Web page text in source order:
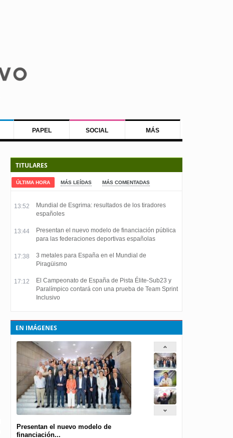
PAPEL SOCIAL MÁS
TITULARES
ÚLTIMA HORA MÁS LEÍDAS MÁS COMENTADAS
13:52
Mundial de Esgrima: resultados de los tiradores
españoles
13:44
Presentan el nuevo modelo de financiación pública
para las federaciones deportivas españolas
17:38
3 metales para España en el Mundial de
Piragüismo
17:12
El Campeonato de España de Pista Élite-Sub23 y
Paralímpico contará con una prueba de Team Sprint
Inclusivo
EN IMÁGENES
Presentan el nuevo modelo de
financiación...